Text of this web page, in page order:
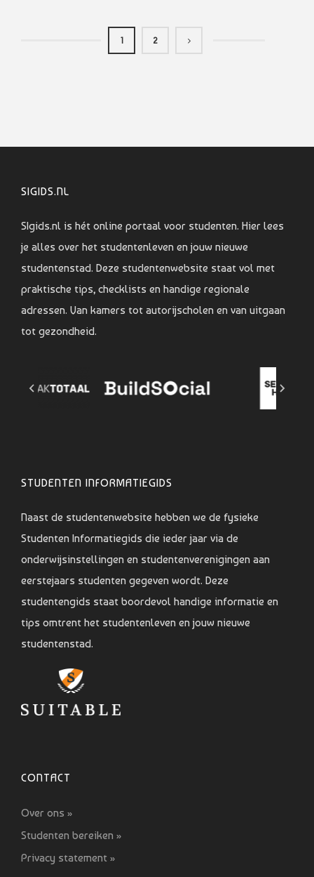
1 2
SIGIDS.NL
SIgids.nl is hét online portaal voor studenten. Hier lees
je alles over het studentenleven en jouw nieuwe
studentenstad. Deze studentenwebsite staat vol met
praktische tips, checklists en handige regionale
adressen. Van kamers tot autorijscholen en van uitgaan
tot gezondheid.
STUDENTEN INFORMATIEGIDS
Naast de studentenwebsite hebben we de fysieke
Studenten Informatiegids die ieder jaar via de
onderwijsinstellingen en studentenverenigingen aan
eerstejaars studenten gegeven wordt. Deze
studentengids staat boordevol handige informatie en
tips omtrent het studentenleven en jouw nieuwe
studentenstad.
CONTACT
Over ons »
Studenten bereiken »
Privacy statement »